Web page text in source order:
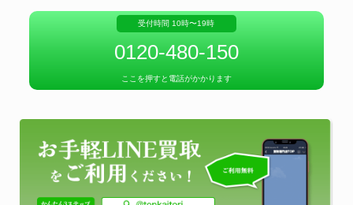
受付時間 10時〜19時
0120-480-150
ここを押すと電話がかかります